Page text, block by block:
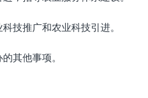
科技推广和农业科技引进。
其他事项。